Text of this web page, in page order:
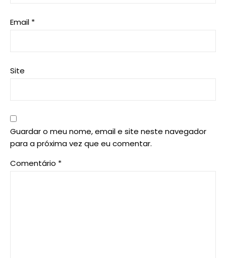
Email *
Site
Guardar o meu nome, email e site neste navegador
para a próxima vez que eu comentar.
Comentário *